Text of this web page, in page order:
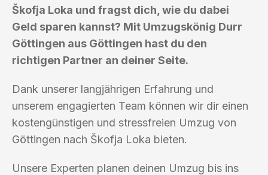
Škofja Loka und fragst dich, wie du dabei
Geld sparen kannst? Mit Umzugskönig Durr
Göttingen aus Göttingen hast du den
richtigen Partner an deiner Seite.
Dank unserer langjährigen Erfahrung und
unserem engagierten Team können wir dir einen
kostengünstigen und stressfreien Umzug von
Göttingen nach Škofja Loka bieten.
Unsere Experten planen deinen Umzug bis ins